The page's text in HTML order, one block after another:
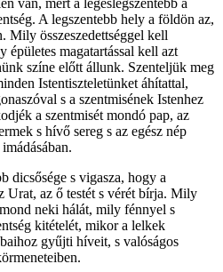
A legszentebb hely a földön az,
Mily összeszedettséggel kell
épületes magatartással kell azt
színe előtt állunk. Szenteljük meg
Istentiszteletünket áhítattal,
s a szentmisének Istenhez
a szentmisét mondó pap, az
s hívő sereg s az egész nép
dicsősége s vigasza, hogy a
Urat, az ő testét s vérét bírja. Mily
neki hálát, mily fénnyel s
kitételét, mikor a lelkek
gyűjti híveit, s valóságos